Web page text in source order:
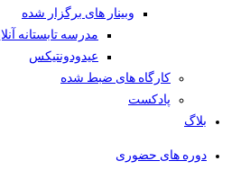
وبینار های برگزار شده
مدرسه تابستانه
عیدودونتیکس
کارگاه های ضبط شده
پادکست
بلاگ
دوره های حضوری